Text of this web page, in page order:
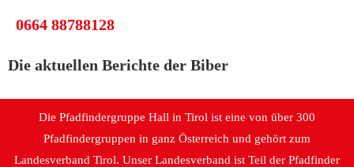
0664 88788128
Die aktuellen Berichte der Biber
Die Pfadfindergruppe Hall in Tirol ist eine von über 300
Pfadfindergruppen in ganz Österreich und gehört zum
Landesverband Tirol. Unser Landesverband ist Teil der Pfadfinder